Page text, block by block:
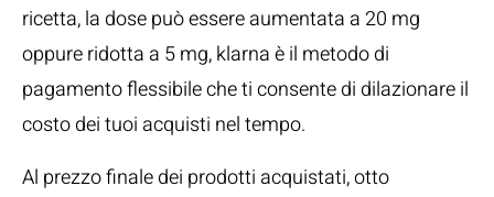
ricetta, la dose può essere aumentata a 20 mg
oppure ridotta a 5 mg, klarna è il metodo di
pagamento flessibile che ti consente di dilazionare il
costo dei tuoi acquisti nel tempo.
Al prezzo finale dei prodotti acquistati, otto